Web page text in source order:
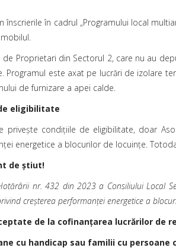
înscrierile în cadrul „Programului local
de Proprietari din Sectorul 2, care nu au
Programul este axat pe lucrări de izolare
de furnizare a apei calde.
eligibilitate
priveşte condiţiile de eligibilitate, doar
energetice a blocurilor de locuințe.
de știut!
nr. 432 din 2023 a Consiliului Local
creşterea performanţei energetice a
de la cofinanțarea lucrărilor de
cu handicap sau familii cu